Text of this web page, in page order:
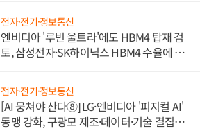
전자·전기·정보통신
엔비디아 '루빈 울트라'에도 HBM4 탑재 검
토, 삼성전자·SK하이닉스 HBM4 수율에 주
전자·전기·정보통신
[AI 뭉쳐야 산다⑧] LG·엔비디아 '피지컬 AI'
동맹 강화, 구광모 제조·데이터·기술 결집